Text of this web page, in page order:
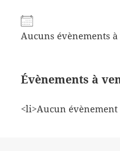
Aucuns évènements
Évènements à
<li>Aucun évènement